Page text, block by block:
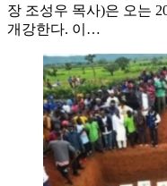
장 조성우 목사)은 오는
개강한다. 이…